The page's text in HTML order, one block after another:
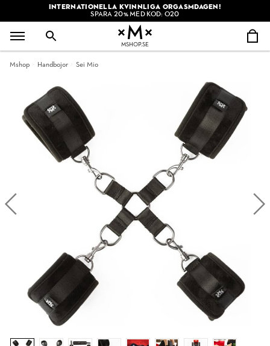
INTERNATIONELLA KVINNLIGA ORGASMDAGEN!
SPARA 20% MED KOD: O20
MSHOP.SE
Mshop Handbojor Sei Mio